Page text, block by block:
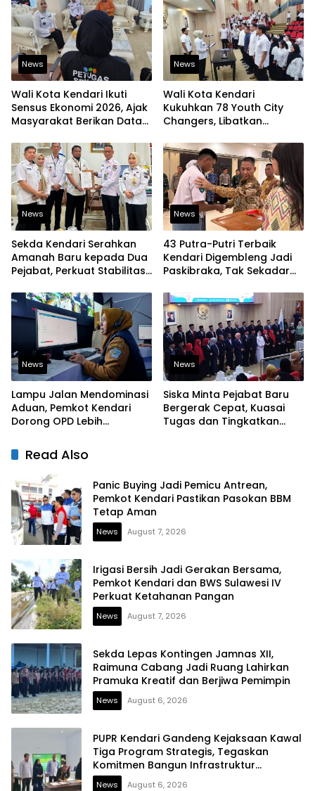
News
Wali Kota Kendari Ikuti
Sensus Ekonomi 2026, Ajak
Masyarakat Berikan Data
News
Wali Kota Kendari
Kukuhkan 78 Youth City
Changers, Libatkan
Perubahan Kota
News
Sekda Kendari Serahkan
Amanah Baru kepada Dua
Pejabat, Perkuat Stabilitas
News
43 Putra-Putri Terbaik
Kendari Digembleng Jadi
Paskibraka, Tak Sekadar
News
Lampu Jalan Mendominasi
Aduan, Pemkot Kendari
Dorong OPD Lebih
Laporan Warga
News
Siska Minta Pejabat Baru
Bergerak Cepat, Kuasai
Tugas dan Tingkatkan
Read Also
Panic Buying Jadi Pemicu Antrean,
Pemkot Kendari Pastikan Pasokan BBM
Tetap Aman
News August 7, 2026
Irigasi Bersih Jadi Gerakan Bersama,
Pemkot Kendari dan BWS Sulawesi IV
Perkuat Ketahanan Pangan
News August 7, 2026
Sekda Lepas Kontingen Jamnas XII,
Raimuna Cabang Jadi Ruang Lahirkan
Pramuka Kreatif dan Berjiwa Pemimpin
News August 6, 2026
PUPR Kendari Gandeng Kejaksaan Kawal
Tiga Program Strategis, Tegaskan
Komitmen Bangun Infrastruktur
Berintegritas
News August 6, 2026